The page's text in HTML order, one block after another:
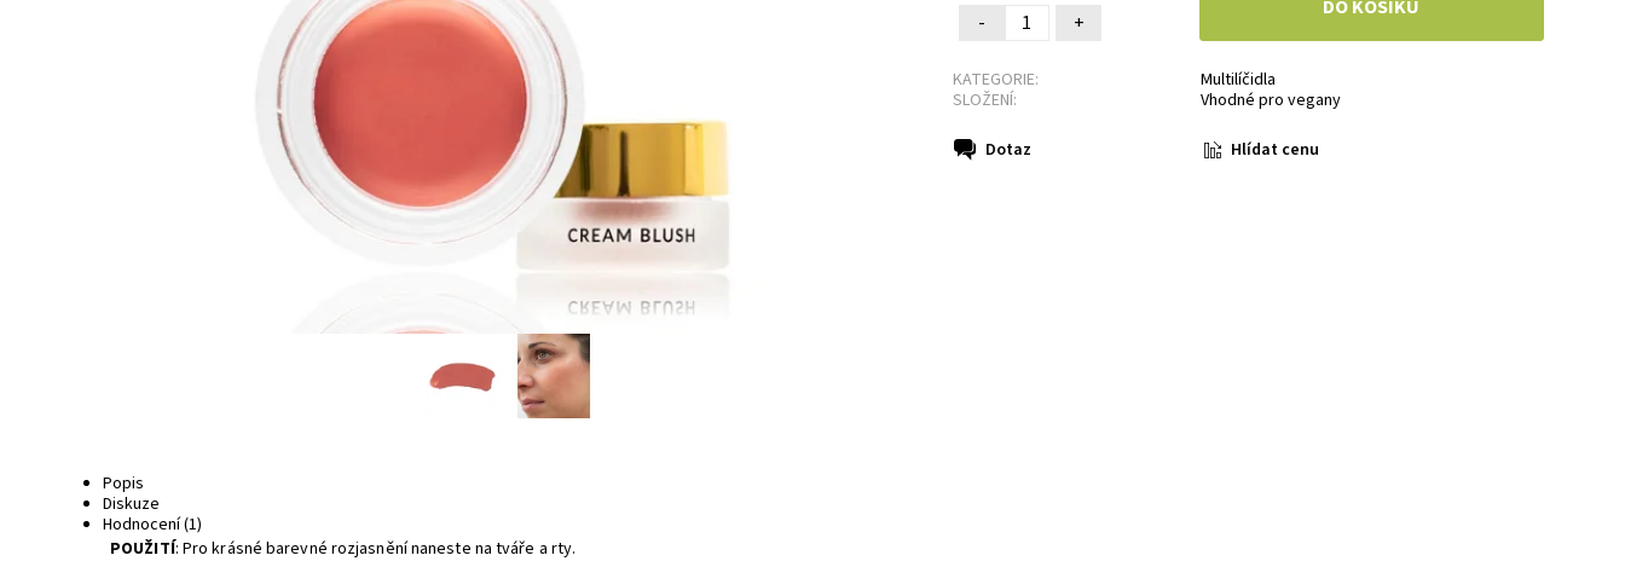
- +
KATEGORIE:
Multilíčidla
SLOŽENÍ:
Vhodné pro vegany
Dotaz Hlídat cenu
Popis
Diskuze
Hodnocení (1)
POUŽITÍ: Pro krásné barevné rozjasnění naneste na tváře a rty.